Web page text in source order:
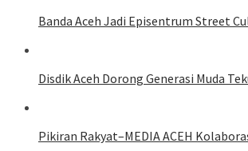
Banda Aceh Jadi Episentrum Street
Disdik Aceh Dorong Generasi Muda
Pikiran Rakyat–MEDIA ACEH